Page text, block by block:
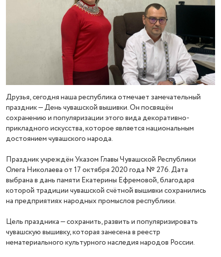
Друзья, сегодня наша республика отмечает замечательный
праздник — День чувашской вышивки. Он посвящён
сохранению и популяризации этого вида декоративно-
прикладного искусства, которое является национальным
достоянием чувашского народа.
Праздник учреждён Указом Главы Чувашской Республики
Олега Николаева от 17 октября 2020 года № 276. Дата
выбрана в дань памяти Екатерины Ефремовой, благодаря
которой традиции чувашской счётной вышивки сохранились
на предприятиях народных промыслов республики.
Цель праздника — сохранить, развить и популяризировать
чувашскую вышивку, которая занесена в реестр
нематериального культурного наследия народов России.